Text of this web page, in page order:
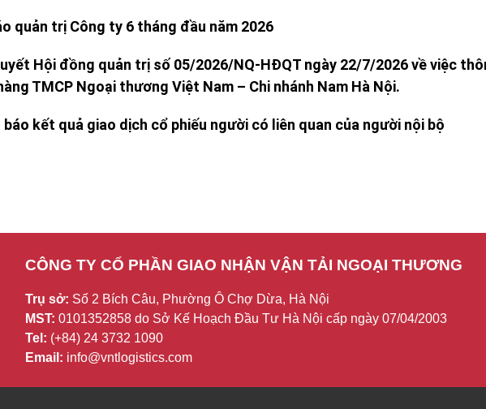
quản trị Công ty 6 tháng đầu năm 2026
Hội đồng quản trị số 05/2026/NQ-HĐQT ngày 22/7/2026 về việc
TMCP Ngoại thương Việt Nam – Chi nhánh Nam Hà Nội.
báo kết quả giao dịch cổ phiếu người có liên quan của người nội bộ
CÔNG TY CỔ PHẦN GIAO NHẬN VẬN TẢI NGOẠI THƯƠNG
Trụ sở: Số 2 Bích Câu, Phường Ô Chợ Dừa, Hà Nội
MST: 0101352858 do Sở Kế Hoạch Đầu Tư Hà Nội cấp ngày 07/04/2003
Tel: (+84) 24 3732 1090
Email: info@vntlogistics.com